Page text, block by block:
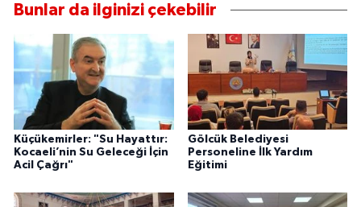
Bunlar da ilginizi çekebilir
Küçükemirler: "Su Hayattır:
Kocaeli’nin Su Geleceği İçin
Acil Çağrı"
Gölcük Belediyesi
Personeline İlk Yardım
Eğitimi